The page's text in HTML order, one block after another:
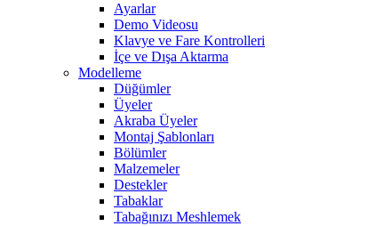
Ayarlar
Demo Videosu
Klavye ve Fare Kontrolleri
İçe ve Dışa Aktarma
Modelleme
Düğümler
Üyeler
Akraba Üyeler
Montaj Şablonları
Bölümler
Malzemeler
Destekler
Tabaklar
Tabağınızı Meshlemek